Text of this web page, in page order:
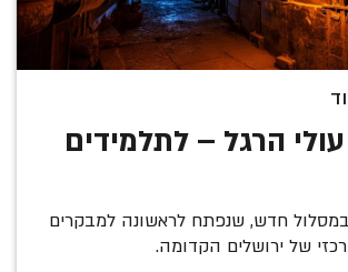
הרגל – לתלמידים
חדש, שנפתח לראשונה למבקרים
של ירושלים הקדומה.